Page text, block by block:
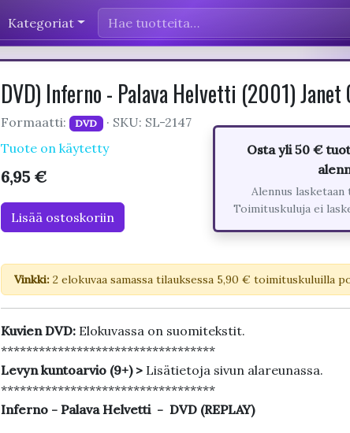
Kategoriat
DVD) Inferno - Palava Helvetti (2001) Janet
Formaatti: DVD
· SKU: SL-2147
Tuote on käytetty
6,95 €
Lisää ostoskoriin
Osta yli 50 €
Alennus
Toimituskuluja ei
Vinkki:2 elokuvaa samassa tilauksessa 5,90 € toimituskuluilla
Kuvien DVD: Elokuvassa on suomitekstit.
**********************************
Levyn kuntoarvio (9+) > Lisätietoja sivun alareunassa.
**********************************
Inferno - Palava Helvetti - DVD (REPLAY)